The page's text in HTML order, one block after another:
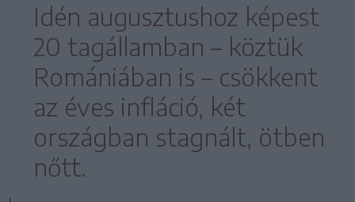
Idén augusztushoz képest
20 tagállamban – köztük
Romániában is – csökkent
az éves infláció, két
országban stagnált, ötben
nőtt.